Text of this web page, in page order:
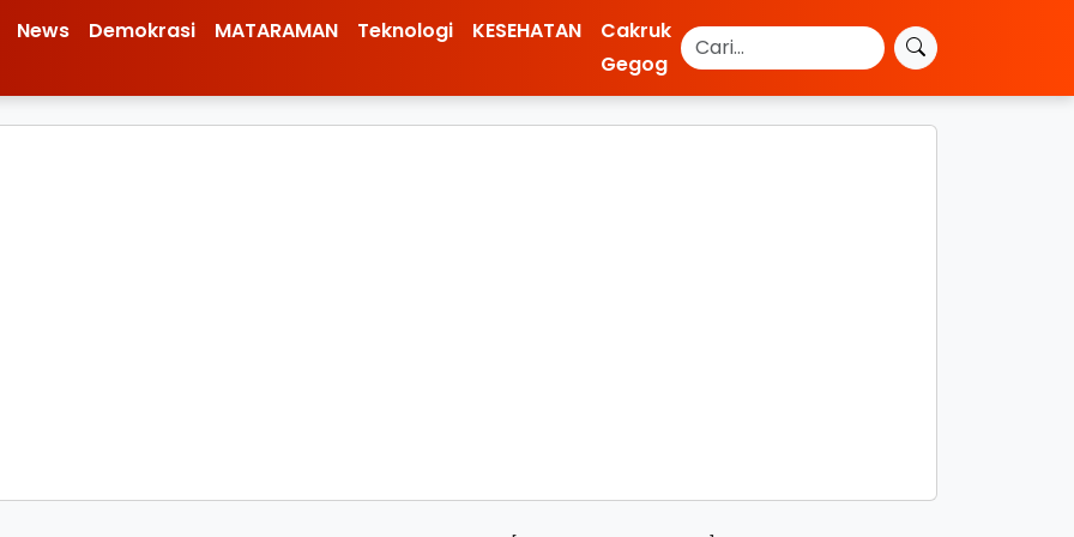
News Demokrasi MATARAMAN Teknologi KESEHATAN
Cakruk
Gegog